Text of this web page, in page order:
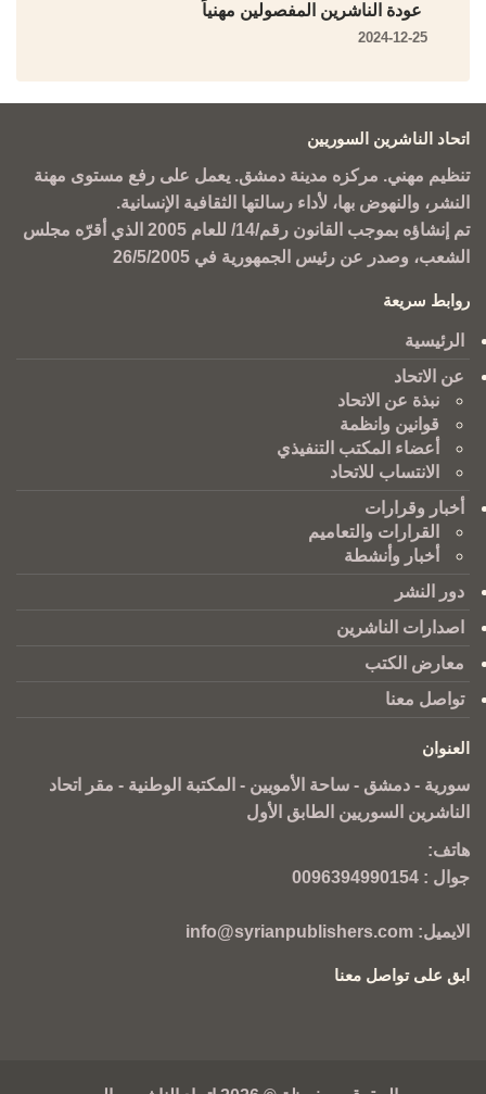
عودة الناشرين المفصولين مهنياً
2024-12-25
اتحاد الناشرين السوريين
تنظيم مهني. مركزه مدينة دمشق. يعمل على رفع مستوى مهنة
النشر، والنهوض بها، لأداء رسالتها الثقافية الإنسانية.
تم إنشاؤه بموجب القانون رقم/14/ للعام 2005 الذي أقرّه مجلس
الشعب، وصدر عن رئيس الجمهورية في 26/5/2005
روابط سريعة
الرئيسية
عن الاتحاد
نبذة عن الاتحاد
قوانين وانظمة
أعضاء المكتب التنفيذي
الانتساب للاتحاد
أخبار وقرارات
القرارات والتعاميم
أخبار وأنشطة
دور النشر
اصدارات الناشرين
معارض الكتب
تواصل معنا
العنوان
سورية - دمشق - ساحة الأمويين - المكتبة الوطنية - مقر اتحاد
الناشرين السوريين الطابق الأول
هاتف:
جوال : 0096394990154
الايميل: info@syrianpublishers.com
ابق على تواصل معنا